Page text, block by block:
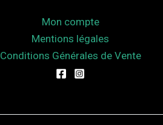
Mon compte
Mentions légales
Conditions Générales de Vente